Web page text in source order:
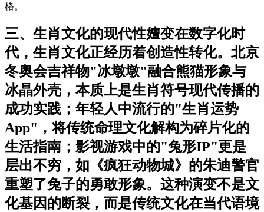
格。
三、生肖文化的现代性嬗变在数字化时
代，生肖文化正经历着创造性转化。北京
冬奥会吉祥物"冰墩墩"融合熊猫形象与
冰晶外壳，本质上是生肖符号现代传播的
成功实践；年轻人中流行的"生肖运势
App"，将传统命理文化解构为碎片化的
生活指南；影视游戏中的"兔形IP"更是
层出不穷，如《疯狂动物城》的朱迪警官
重塑了兔子的勇敢形象。这种演变不是文
化基因的断裂，而是传统文化在当代语境